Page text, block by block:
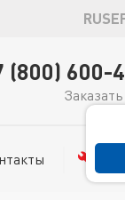
(800) 600-